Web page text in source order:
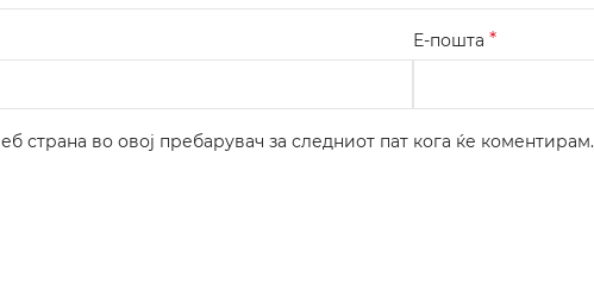
Е-пошта *
страна во овој пребарувач за следниот пат кога ќе коментирам.